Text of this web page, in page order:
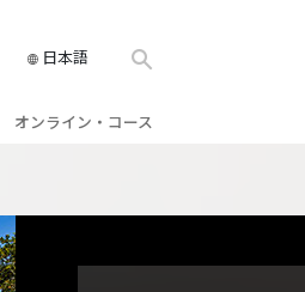
日本語
オンライン・コース
ス